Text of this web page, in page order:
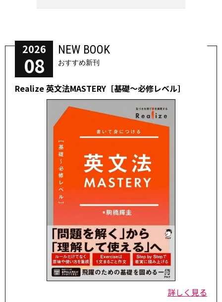
2026
08
NEW BOOK
おすすめ新刊
Realize 英文法MASTERY［基礎～必修レベル］
詳しく見る